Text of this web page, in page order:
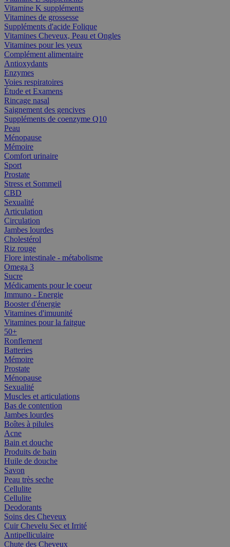
Vitamine K suppléments
Vitamines de grossesse
Suppléments d'acide Folique
Vitamines Cheveux, Peau et Ongles
Vitamines pour les yeux
Complément alimentaire
Antioxydants
Enzymes
Voies respiratoires
Étude et Examens
Rincage nasal
Saignement des gencives
Suppléments de coenzyme Q10
Peau
Ménopause
Mémoire
Comfort urinaire
Sport
Prostate
Stress et Sommeil
CBD
Sexualité
Articulation
Circulation
Jambes lourdes
Cholestérol
Riz rouge
Flore intestinale - métabolisme
Omega 3
Sucre
Médicaments pour le coeur
Immuno - Energie
Booster d'énergie
Vitamines d'imuunité
Vitamines pour la faitgue
50+
Ronflement
Batteries
Mémoire
Prostate
Ménopause
Sexualité
Muscles et articulations
Bas de contention
Jambes lourdes
Boîtes à pilules
Acne
Bain et douche
Produits de bain
Huile de douche
Savon
Peau très seche
Cellulite
Cellulite
Deodorants
Soins des Cheveux
Cuir Chevelu Sec et Irrité
Antipelliculaire
Chute des Cheveux